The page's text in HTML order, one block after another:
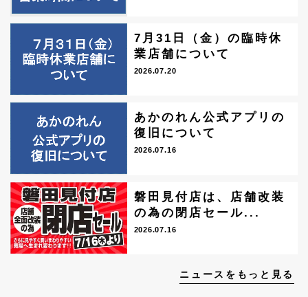
7月31日（金）の臨時休
業店舗について
2026.07.20
あかのれん公式アプリの
復旧について
2026.07.16
磐田見付店は、店舗改装
の為の閉店セール...
2026.07.16
ニュースをもっと見る